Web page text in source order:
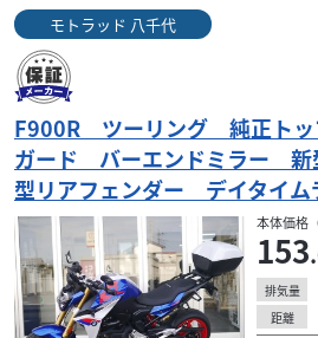
す。 ■外装・機関共に良好です■Ｂ
年間／走行無制限／ロードサービス
モトラッド 八千代
F900R ツーリング 純正ト
ガード バーエンドミラー
型リアフェンダー デイタイム
本体価格
153
排気量
距離